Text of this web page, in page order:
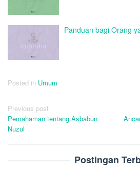
Panduan bagi Orang
Posted in Umum
Post
navigation
Previous post
Pemahaman tentang Asbabun
Nuzul
Postingan